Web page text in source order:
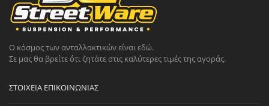
Ο κόσμος των ανταλλακτικών είναι εδώ.
Σε μας θα βρείτε ότι ζητάτε στις καλύτερες τιμές της αγοράς.
ΣΤΟΙΧΕΊΑ ΕΠΙΚΟΙΝΩΝΊΑΣ